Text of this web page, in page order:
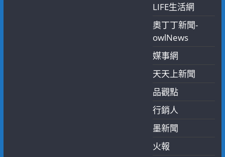
LIFE生活網
奧丁丁新聞-
owlNews
媒事網
天天上新聞
品觀點
行銷人
墨新聞
火報